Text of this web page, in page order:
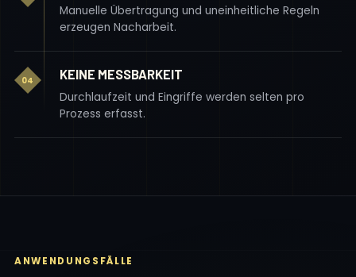
Manuelle Übertragung und uneinheitliche Regeln
erzeugen Nacharbeit.
04
KEINE MESSBARKEIT
Durchlaufzeit und Eingriffe werden selten pro
Prozess erfasst.
ANWENDUNGSFÄLLE